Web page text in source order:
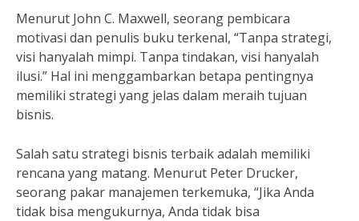
Menurut John C. Maxwell, seorang pembicara
motivasi dan penulis buku terkenal, “Tanpa strategi,
visi hanyalah mimpi. Tanpa tindakan, visi hanyalah
ilusi.” Hal ini menggambarkan betapa pentingnya
memiliki strategi yang jelas dalam meraih tujuan
bisnis.
Salah satu strategi bisnis terbaik adalah memiliki
rencana yang matang. Menurut Peter Drucker,
seorang pakar manajemen terkemuka, “Jika Anda
tidak bisa mengukurnya, Anda tidak bisa